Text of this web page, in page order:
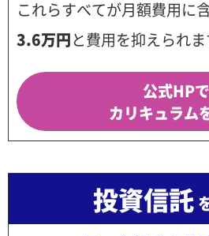
これらすべてが月額費用に
3.6万円と費用を抑えられま
公式HPで
カリキュラム
投資信託